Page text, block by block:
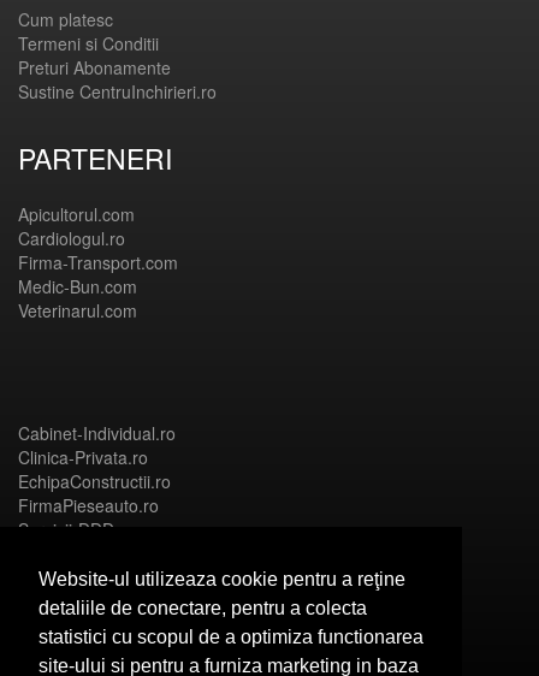
Website-ul utilizeaza cookie pentru a reţine
detaliile de conectare, pentru a colecta
statistici cu scopul de a optimiza functionarea
site-ului si pentru a furniza marketing in baza
Cum platesc
Termeni si Conditii
Preturi Abonamente
Sustine CentruInchirieri.ro
PARTENERI
Apicultorul.com
Cardiologul.ro
Firma-Transport.com
Medic-Bun.com
Veterinarul.com
Cabinet-Individual.ro
Clinica-Privata.ro
EchipaConstructii.ro
FirmaPieseauto.ro
Servicii-DDD.com
Birouri-Cadastru.ro